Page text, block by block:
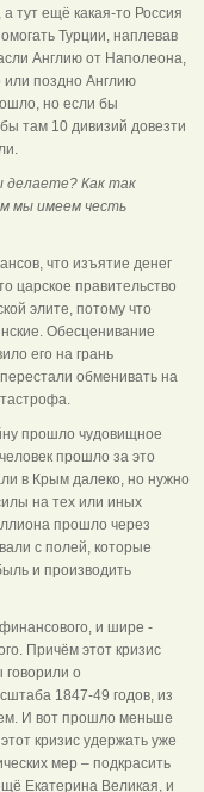
тут ещё какая-то Россия
Турции, наплевав
Англию от Наполеона,
поздно Англию
но если бы
там 10 дивизий довезти
делаете? Как так
мы имеем честь
что изъятие денег
царское правительство
элите, потому что
Обесценивание
его на грань
обменивать на
прошло чудовищное
прошло за это
в Крым далеко, но нужно
на тех или иных
прошло через
с полей, которые
и производить
и шире -
Причём этот кризис
о
1847-49 годов, из
И вот прошло меньше
кризис удержать уже
мер – подкрасить
Екатерина Великая, и